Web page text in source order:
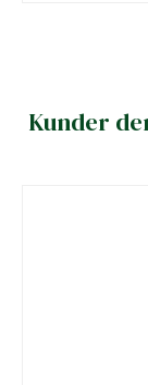
Kunder